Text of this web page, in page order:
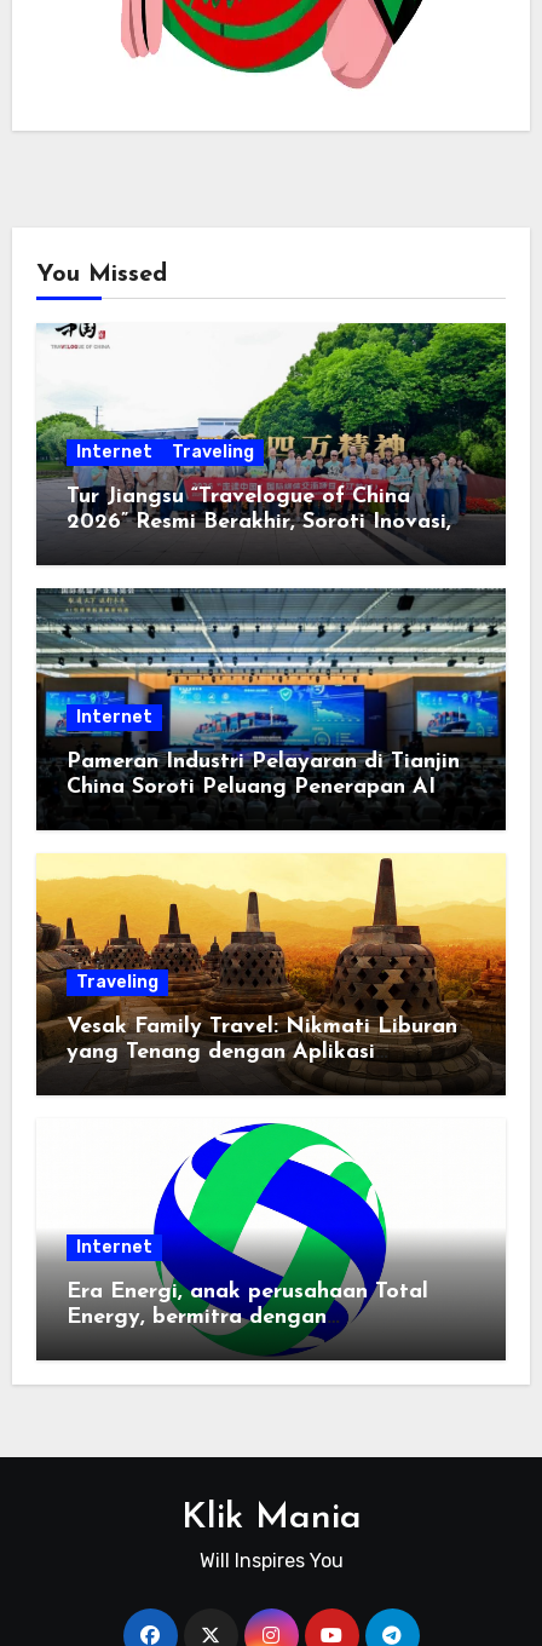
You Missed
Internet Traveling
Tur Jiangsu “Travelogue of China
2026” Resmi Berakhir, Soroti Inovasi,
Keterbukaan, dan Pembangunan
Berorientasi pada Masyarakat
Internet
Pameran Industri Pelayaran di Tianjin
China Soroti Peluang Penerapan AI
Traveling
Vesak Family Travel: Nikmati Liburan
yang Tenang dengan Aplikasi
Pemindai PDF
Internet
Era Energi, anak perusahaan Total
Energy, bermitra dengan
Zhuochuangtong untuk mempercepat
Klik Mania
Will Inspires You